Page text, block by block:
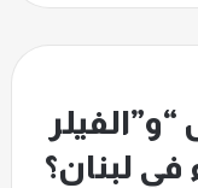
لبنان؟